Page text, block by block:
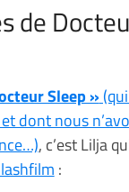
de
Sleep »
dont nous
, c’est Lilja
: